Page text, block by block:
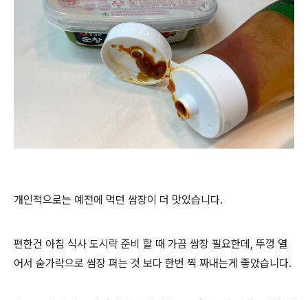
개인적으로는 예전에 먹던 쌈장이 더 맛있습니다.
편한건 아침 식사 도시락 준비 할 때 가끔 쌈장 필요한데, 뚜껑 열
어서 숟가락으로 쌈장 퍼는 것 보다 한번 찍 짜내는게 좋았습니다.